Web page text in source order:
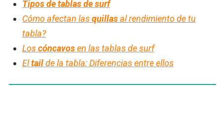
Tipos de tablas de surf
Cómo afectan lasquillasal rendimiento de tu
tabla?
Loscóncavosen las tablas de surf
Eltailde la tabla: Diferencias entre ellos